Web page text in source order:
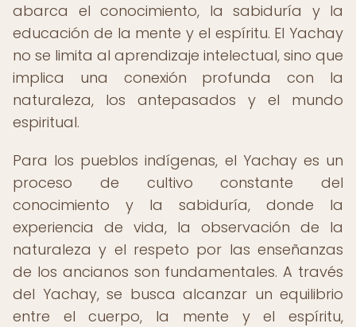
abarca el conocimiento, la sabiduría y la
educación de la mente y el espíritu. El Yachay
no se limita al aprendizaje intelectual, sino que
implica una conexión profunda con la
naturaleza, los antepasados y el mundo
espiritual.
Para los pueblos indígenas, el Yachay es un
proceso de cultivo constante del
conocimiento y la sabiduría, donde la
experiencia de vida, la observación de la
naturaleza y el respeto por las enseñanzas
de los ancianos son fundamentales. A través
del Yachay, se busca alcanzar un equilibrio
entre el cuerpo, la mente y el espíritu,